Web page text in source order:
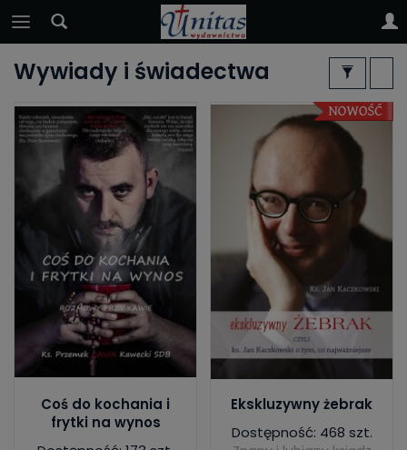
Wywiady i świadectwa
Coś do kochania i
frytki na wynos
Ekskluzywny żebrak
Dostępność: 468 szt.